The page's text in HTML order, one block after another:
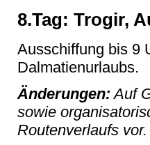
8.Tag: Trogir,
Ausschiffung bis 9
Dalmatienurlaubs.
Änderungen:Auf
sowie
Routenverlaufs